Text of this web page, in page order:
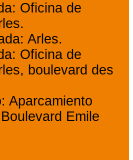
Oficina de
Arles.
Oficina de
boulevard des
Aparcamiento
Emile